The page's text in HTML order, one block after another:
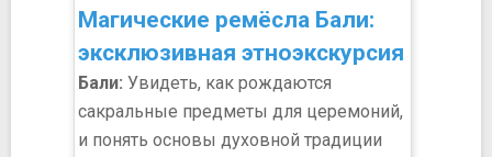
Магические ремёсла Бали:
эксклюзивная этноэкскурсия
Бали: Увидеть, как рождаются
сакральные предметы для церемоний,
и понять основы духовной традиции